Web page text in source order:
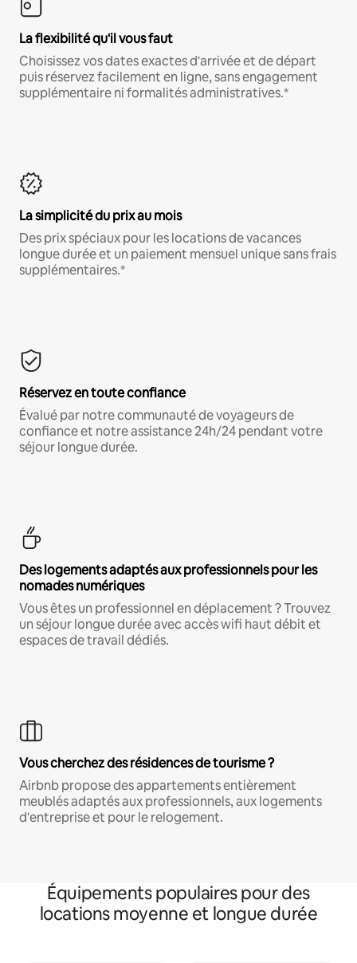
La flexibilité qu'il vous faut
Choisissez vos dates exactes d'arrivée et de départ
puis réservez facilement en ligne, sans engagement
supplémentaire ni formalités administratives.*
La simplicité du prix au mois
Des prix spéciaux pour les locations de vacances
longue durée et un paiement mensuel unique sans frais
supplémentaires.*
Réservez en toute confiance
Évalué par notre communauté de voyageurs de
confiance et notre assistance 24h/24 pendant votre
séjour longue durée.
Des logements adaptés aux professionnels pour les
nomades numériques
Vous êtes un professionnel en déplacement ? Trouvez
un séjour longue durée avec accès wifi haut débit et
espaces de travail dédiés.
Vous cherchez des résidences de tourisme ?
Airbnb propose des appartements entièrement
meublés adaptés aux professionnels, aux logements
d'entreprise et pour le relogement.
Équipements populaires pour des
locations moyenne et longue durée